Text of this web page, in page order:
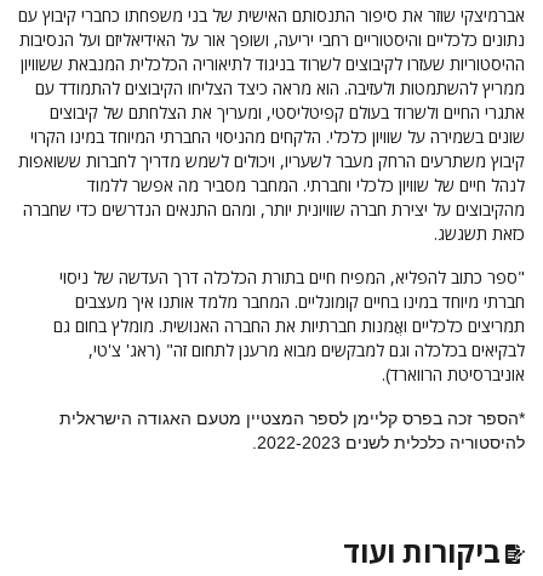
אברמיצקי שוזר את סיפור התנסותם האישית של בני משפחתו כחברי קיבוץ עם
נתונים כלכליים והיסטוריים רחבי יריעה, ושופך אור על האידיאליזם ועל הנסיבות
ההיסטוריות שעזרו לקיבוצים לשרוד בניגוד לתיאוריה הכלכלית המנבאת ששוויון
ממריץ להשתמטות ולעזיבה. הוא מראה כיצד הצליחו הקיבוצים להתמודד עם
אתגרי החיים ולשרוד בעולם קפיטליסטי, ומעריך את הצלחתם של קיבוצים
שונים בשמירה על שוויון כלכלי. הלקחים מהניסוי החברתי המיוחד במינו הקרוי
קיבוץ משתרעים הרחק מעבר לשעריו, ויכולים לשמש מדריך לחברות ששואפות
לנהל חיים של שוויון כלכלי וחברתי. המחבר מסביר מה אפשר ללמוד
מהקיבוצים על יצירת חברה שוויונית יותר, ומהם התנאים הנדרשים כדי שחברה
כזאת תשגשג.
"ספר כתוב להפליא, המפיח חיים בתורת הכלכלה דרך העדשה של ניסוי
חברתי מיוחד במינו בחיים קומונליים. המחבר מלמד אותנו איך מעצבים
תמריצים כלכליים ואֲמנות חברתיות את החברה האנושית. מומלץ בחום גם
לבקיאים בכלכלה וגם למבקשים מבוא מרענן לתחום זה" (ראג' צ'טי,
אוניברסיטת הרווארד).
*הספר זכה בפרס קליימן לספר המצטיין מטעם האגודה הישראלית
להיסטוריה כלכלית לשנים 2022-2023.
ביקורות ועוד